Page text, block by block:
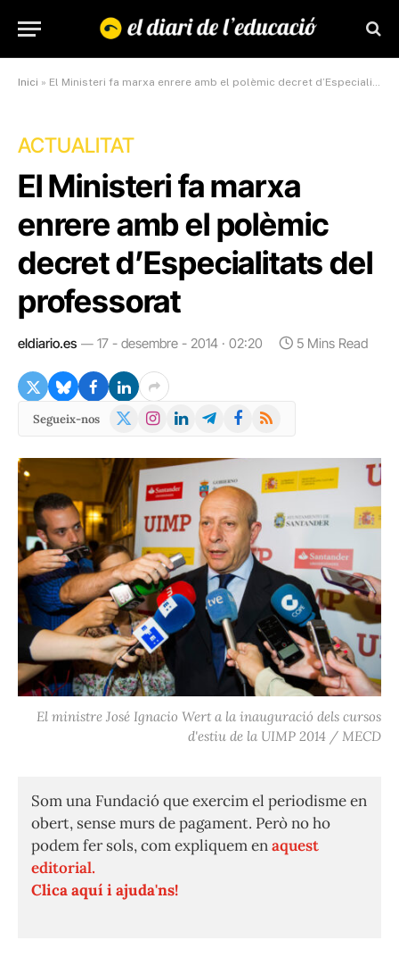
Inici » El Ministeri fa marxa enrere amb el polèmic decret d’Especialitats del professorat
ACTUALITAT
El Ministeri fa marxa
enrere amb el polèmic
decret d’Especialitats del
professorat
eldiario.es 17 - desembre - 2014 · 02:20 5 Mins Read
Segueix-nos
X
Instagram
LinkedInTelegramFacebook
RSS
El ministre José Ignacio Wert a la inauguració dels cursos
d'estiu de la UIMP 2014 / MECD
Som una Fundació que exercim el periodisme en
obert, sense murs de pagament. Però no ho
podem fer sols, com expliquem enaquest
editorial.
Clica aquí i ajuda'ns!